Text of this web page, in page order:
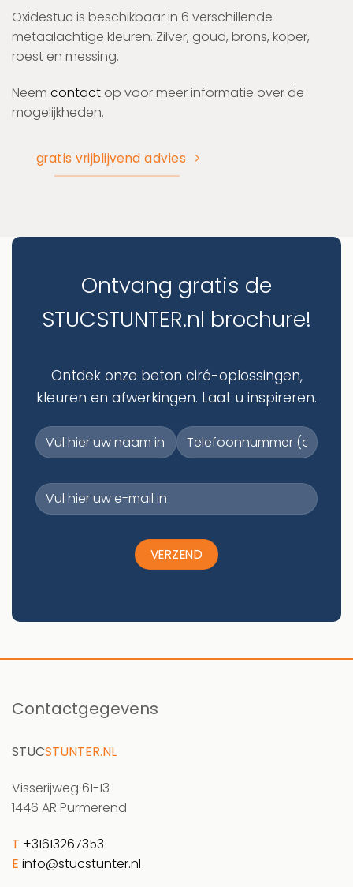
Oxidestuc is beschikbaar in 6 verschillende
metaalachtige kleuren. Zilver, goud, brons, koper,
roest en messing.
Neem contact op voor meer informatie over de
mogelijkheden.
gratis vrijblijvend advies
Ontvang gratis de
STUCSTUNTER.nl brochure!
Ontdek onze beton ciré-oplossingen,
kleuren en afwerkingen. Laat u inspireren.
Contactgegevens
STUCSTUNTER.NL
Visserijweg 61-13
1446 AR Purmerend
T +31613267353
E info@stucstunter.nl